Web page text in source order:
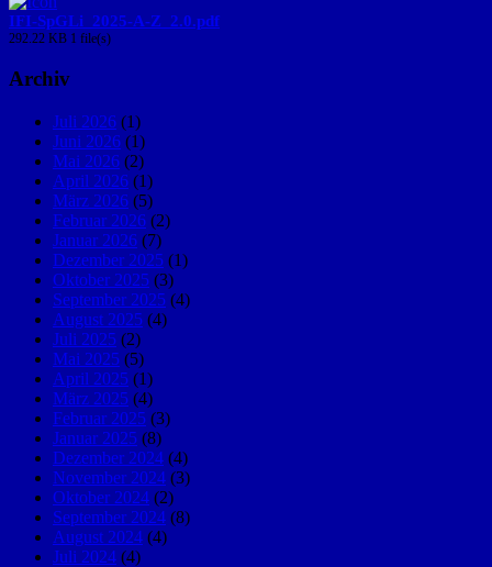
IFI-SpGLi_2025-A-Z_2.0.pdf
292.22 KB 1 file(s)
Archiv
Juli 2026 (1)
Juni 2026 (1)
Mai 2026 (2)
April 2026 (1)
März 2026 (5)
Februar 2026 (2)
Januar 2026 (7)
Dezember 2025 (1)
Oktober 2025 (3)
September 2025 (4)
August 2025 (4)
Juli 2025 (2)
Mai 2025 (5)
April 2025 (1)
März 2025 (4)
Februar 2025 (3)
Januar 2025 (8)
Dezember 2024 (4)
November 2024 (3)
Oktober 2024 (2)
September 2024 (8)
August 2024 (4)
Juli 2024 (4)